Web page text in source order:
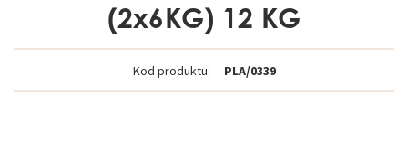
(2x6KG) 12 KG
Kod produktu: PLA/0339